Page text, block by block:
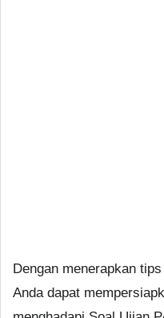
Dengan menerapkan
Anda dapat